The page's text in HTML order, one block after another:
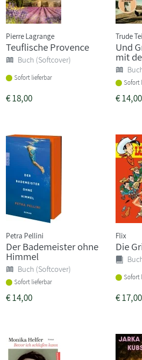
Pierre Lagrange
Teuflische Provence
Buch (Softcover)
Sofort lieferbar
€18,00
Trude
Und
mit
Sofort
€14,00
Petra Pellini
Der Bademeister ohne
Himmel
Buch (Softcover)
Sofort lieferbar
€14,00
Flix
Die
Sofort
€17,00